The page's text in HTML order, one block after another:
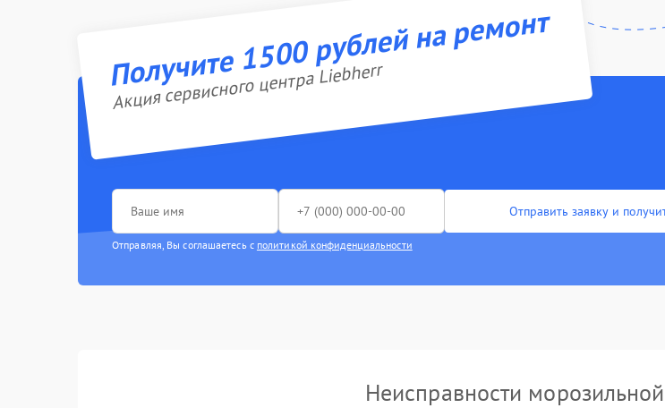
Получите 1500 рублей на ремонт
Акция сервисного центра Liebherr
Отправить заявку и
Отправляя, Вы соглашаетесь с политикой конфиденциальности
Неисправности